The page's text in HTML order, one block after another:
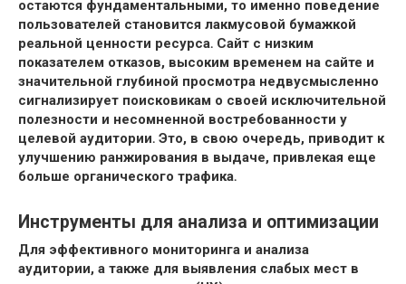
остаются фундаментальными, то именно поведение
пользователей становится лакмусовой бумажкой
реальной ценности ресурса․ Сайт с низким
показателем отказов, высоким временем на сайте и
значительной глубиной просмотра недвусмысленно
сигнализирует поисковикам о своей исключительной
полезности и несомненной востребованности у
целевой аудитории․ Это, в свою очередь, приводит к
улучшению ранжирования в выдаче, привлекая еще
больше органического трафика․
Инструменты для анализа и оптимизации
Для эффективного мониторинга и анализа
аудитории, а также для выявления слабых мест в